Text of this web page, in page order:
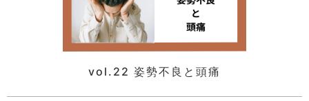
vol.22 姿勢不良と頭痛